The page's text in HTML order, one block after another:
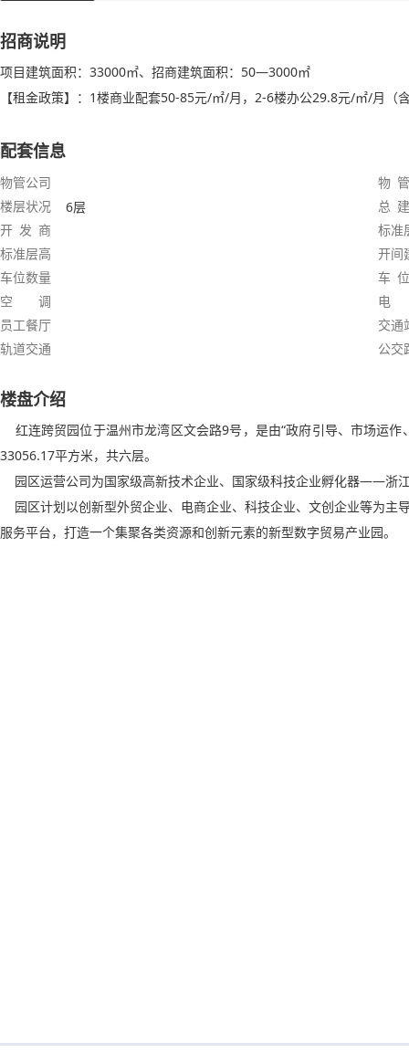
招商说明
项目建筑面积：33000㎡、招商建筑面积：50—3000㎡
【租金政策】：1楼商业配套50-85元/㎡/月，2-6楼办公29.8元/㎡/月（
配套信息
物管公司
物
楼层状况
6层
总
开 发 商
标准
标准层高
开间
车位数量
车
空 调
电
员工餐厅
交通
轨道交通
公交
楼盘介绍
红连跨贸园位于温州市龙湾区文会路9号，是由“政府引导、市场运
33056.17平方米，共六层。
园区运营公司为国家级高新技术企业、国家级科技企业孵化器——浙
园区计划以创新型外贸企业、电商企业、科技企业、文创企业等为主
服务平台，打造一个集聚各类资源和创新元素的新型数字贸易产业园。